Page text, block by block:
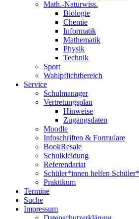
Math.-Naturwiss.
Biologie
Chemie
Informatik
Mathematik
Physik
Technik
Sport
Wahlpflichtbereich
Service
Schulmanager
Vertretungsplan
Hinweise
Zugangsdaten
Moodle
Infoschriften & Formulare
BookResale
Schulkleidung
Referendariat
Schüler*innen helfen
Praktikum
Termine
Suche
Impressum